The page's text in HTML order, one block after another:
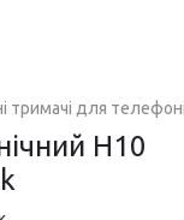
тримачі для
H10